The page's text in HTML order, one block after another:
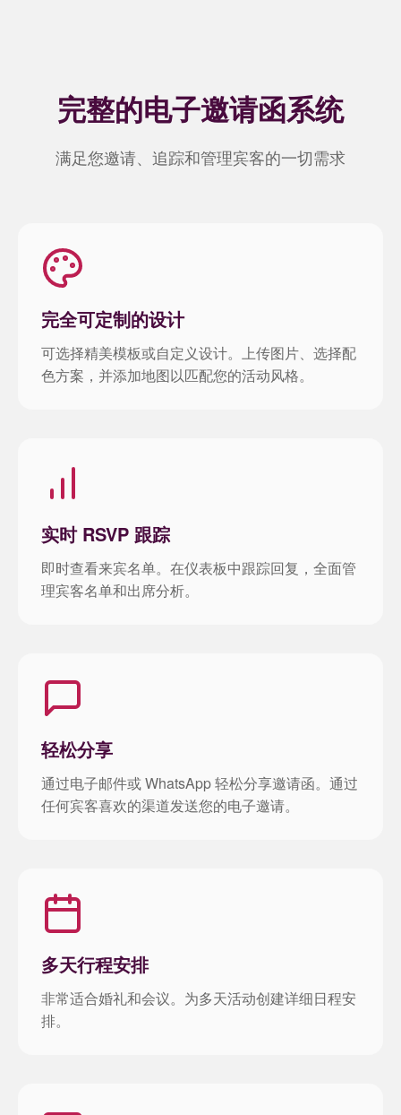
完整的电子邀请函系统
满足您邀请、追踪和管理宾客的一切需求
完全可定制的设计
可选择精美模板或自定义设计。上传图片、选择配
色方案，并添加地图以匹配您的活动风格。
实时 RSVP 跟踪
即时查看来宾名单。在仪表板中跟踪回复，全面管
理宾客名单和出席分析。
轻松分享
通过电子邮件或 WhatsApp 轻松分享邀请函。通过
任何宾客喜欢的渠道发送您的电子邀请。
多天行程安排
非常适合婚礼和会议。为多天活动创建详细日程安
排。